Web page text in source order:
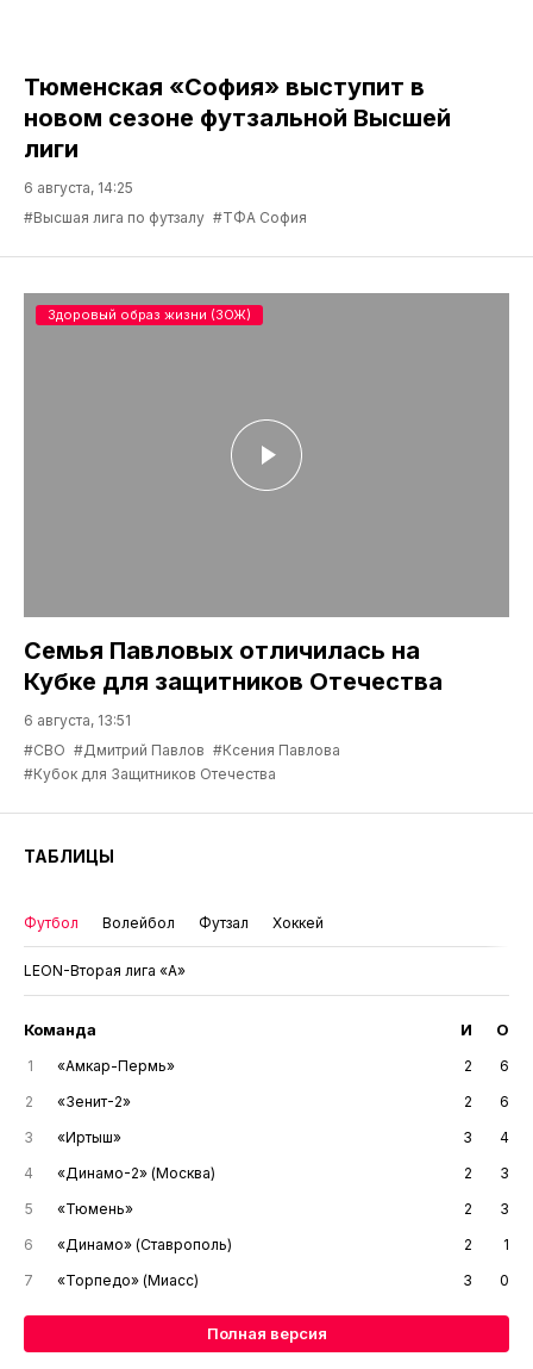
Тюменская «София» выступит в
новом сезоне футзальной Высшей
лиги
6 августа, 14:25
#Высшая лига по футзалу #ТФА София
Семья Павловых отличилась на
Кубке для защитников Отечества
6 августа, 13:51
#СВО #Дмитрий Павлов #Ксения Павлова
#Кубок для Защитников Отечества
Здоровый образ жизни (ЗОЖ)
ТАБЛИЦЫ
Футбол Волейбол Футзал Хоккей
LEON-Вторая лига «А»
Команда И О
1 «Амкар-Пермь» 2
6
2
«Зенит-2» 2
6
3
«Иртыш» 3
4
4
«Динамо-2» (Москва) 2
3
5
«Тюмень» 2
3
6
«Динамо» (Ставрополь) 2
1
7
«Торпедо» (Миасс) 3 0
Полная версия